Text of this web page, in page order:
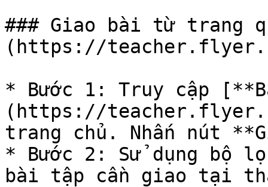
### Giao bài từ trang
(https://
* Bước 1: Truy cập
(https://
trang chủ. Nhấn nút
* Bước 2: Sử dụng bộ
bài tập cần giao tại